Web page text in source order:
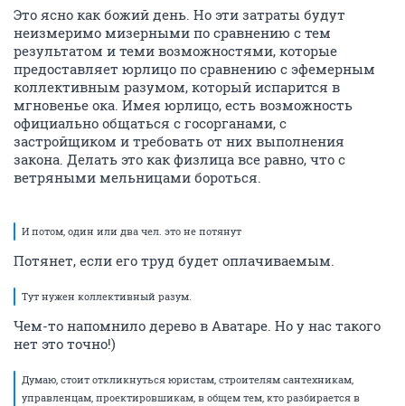
Это ясно как божий день. Но эти затраты будут
неизмеримо мизерными по сравнению с тем
результатом и теми возможностями, которые
предоставляет юрлицо по сравнению с эфемерным
коллективным разумом, который испарится в
мгновенье ока. Имея юрлицо, есть возможность
официально общаться с госорганами, с
застройщиком и требовать от них выполнения
закона. Делать это как физлица все равно, что с
ветряными мельницами бороться.
И потом, один или два чел. это не потянут
Потянет, если его труд будет оплачиваемым.
Тут нужен коллективный разум.
Чем-то напомнило дерево в Аватаре. Но у нас такого
нет это точно!)
Думаю, стоит откликнуться юристам, строителям сантехникам,
управленцам, проектировшикам, в общем тем, кто разбирается в